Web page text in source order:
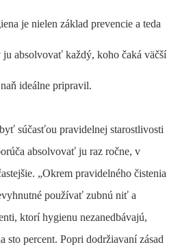
je nielen základ prevencie a teda
absolvovať každý, koho čaká väčší
ideálne pripravil.
súčasťou pravidelnej starostlivosti
absolvovať ju raz ročne, v
„Okrem pravidelného čistenia
používať zubnú niť a
ktorí hygienu nezanedbávajú,
sto percent. Popri dodržiavaní zásad